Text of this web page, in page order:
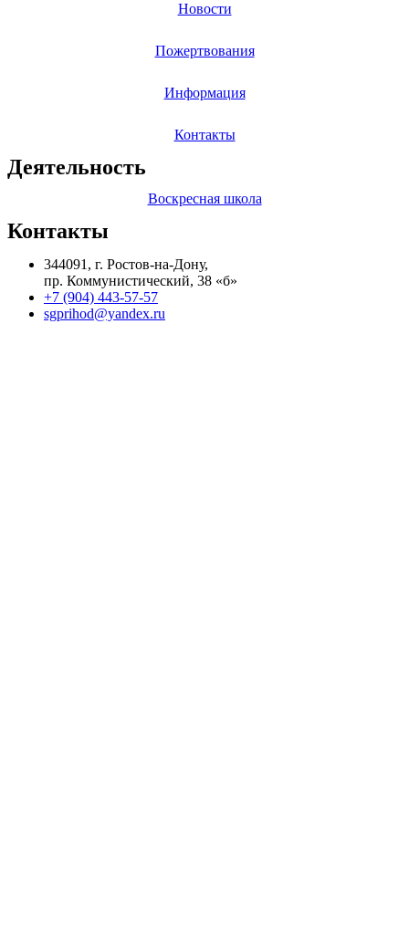
Новости
Пожертвования
Информация
Контакты
Деятельность
Воскресная школа
Контакты
344091, г. Ростов-на-Дону,
пр. Коммунистический, 38 «б»
+7 (904) 443-57-57
sgprihod@yandex.ru